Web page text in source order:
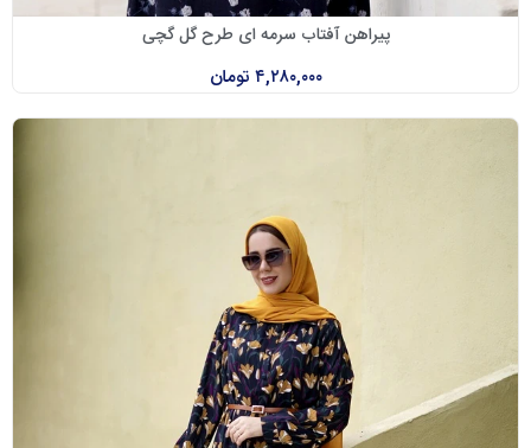
پیراهن آفتاب سرمه ای طرح گل گچی
۴,۲۸۰,۰۰۰ تومان